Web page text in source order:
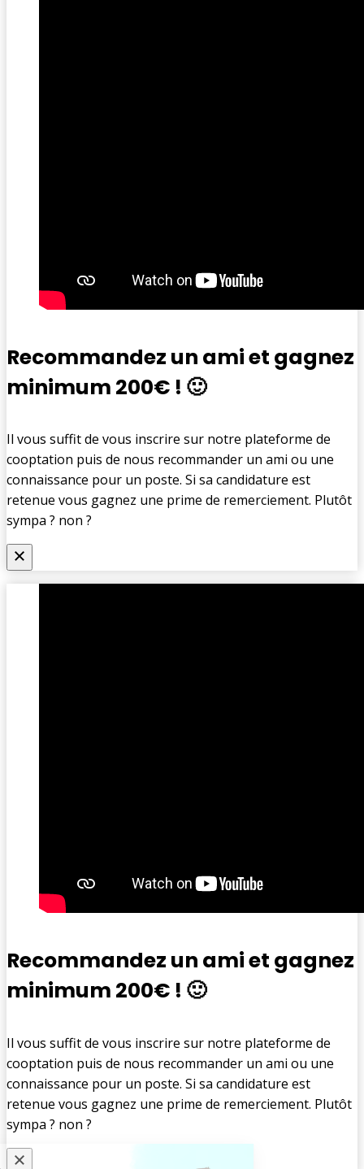
Recommandez un amiet gagnez
minimum 200€ ! 🙂
Il vous suffit de vous inscrire sur notre plateforme de
cooptation puis de nous recommander un ami ou une
connaissance pour un poste. Si sa candidature est
retenue vous gagnez une prime de remerciement. Plutôt
sympa ? non ?
Recommandez un amiet gagnez
minimum 200€ ! 🙂
Il vous suffit de vous inscrire sur notre plateforme de
cooptation puis de nous recommander un ami ou une
connaissance pour un poste. Si sa candidature est
retenue vous gagnez une prime de remerciement. Plutôt
sympa ? non ?